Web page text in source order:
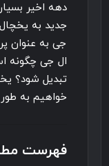
دهه اخیر
جدید به
جی به عنوان
ال جی چگونه
تبدیل شود؟
خواهیم به
فهرست